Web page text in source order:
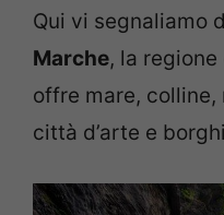
Qui vi segnaliamo
Marche, la
offre mare,
città d’arte e